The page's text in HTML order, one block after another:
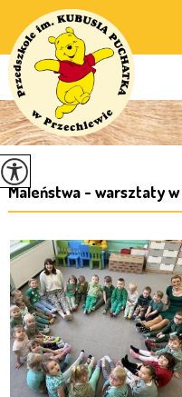
Maleństwa - warsztaty